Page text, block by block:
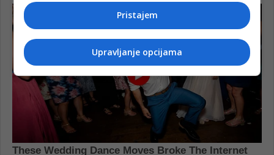
Pristajem
Upravljanje opcijama